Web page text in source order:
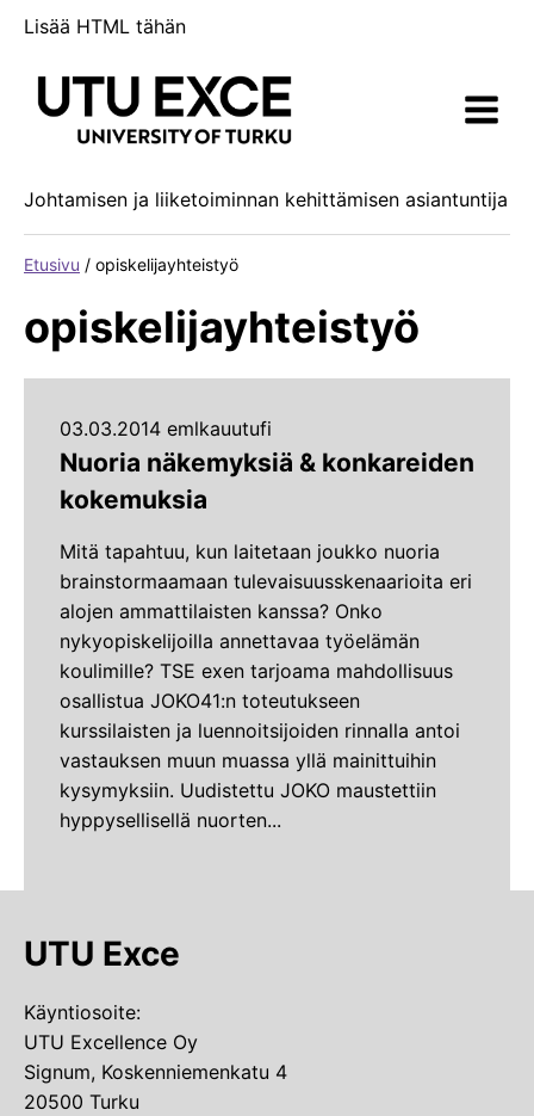
Siirry
Lisää HTML tähän
Johtamisen ja liiketoiminnan kehittämisen asiantuntija
Etusivu / opiskelijayhteistyö
opiskelijayhteistyö
03.03.2014 emlkauutufi
Nuoria näkemyksiä & konkareiden
kokemuksia
Mitä tapahtuu, kun laitetaan joukko nuoria
brainstormaamaan tulevaisuusskenaarioita eri
alojen ammattilaisten kanssa? Onko
nykyopiskelijoilla annettavaa työelämän
koulimille? TSE exen tarjoama mahdollisuus
osallistua JOKO41:n toteutukseen
kurssilaisten ja luennoitsijoiden rinnalla antoi
vastauksen muun muassa yllä mainittuihin
kysymyksiin. Uudistettu JOKO maustettiin
hyppysellisellä nuorten...
UTU Exce
Käyntiosoite:
UTU Excellence Oy
Signum, Koskenniemenkatu 4
20500 Turku